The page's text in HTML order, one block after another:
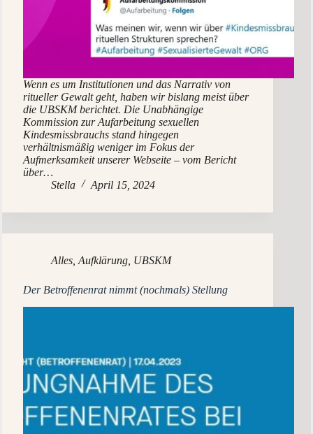
Wenn es um Institutionen und das Narrativ von
ritueller Gewalt geht, haben wir bislang meist über
die UBSKM berichtet. Die Unabhängige
Kommission zur Aufarbeitung sexuellen
Kindesmissbrauchs stand hingegen
verhältnismäßig weniger im Fokus der
Aufmerksamkeit unserer Webseite – vom Bericht
über…
Stella
April 15, 2024
Alles Aufklärung UBSKM
Der Betroffenenrat nimmt (nochmals) Stellung